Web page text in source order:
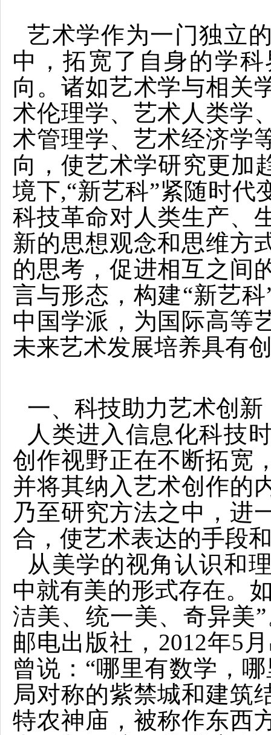
艺术学作为一门独立
中，拓宽了自身的学
向。诸如艺术学与相关
术伦理学、艺术人类学
术管理学、艺术经济学
向，使艺术学研究更加
境下,“新艺科”紧随时代
科技革命对人类生产、
新的思想观念和思维方
的思考，促进相互之间
言与形态，构建“新艺
中国学派，为国际高等
未来艺术发展培养具有
一、科技助力艺术创新
人类进入信息化科技
创作视野正在不断拓宽
并将其纳入艺术创作的
乃至研究方法之中，进
合，使艺术表达的手段
从美学的视角认识和
中就有美的形式存在。
洁美、统一美、奇异美
邮电出版社，2012年5
曾说：“哪里有数学，
局对称的紫禁城和建筑
特农神庙，被称作东西